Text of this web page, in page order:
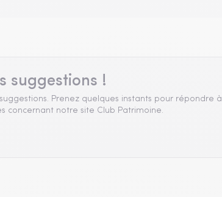
suggestions !
Prenez quelques instants pour répondre à
concernant notre site Club Patrimoine.